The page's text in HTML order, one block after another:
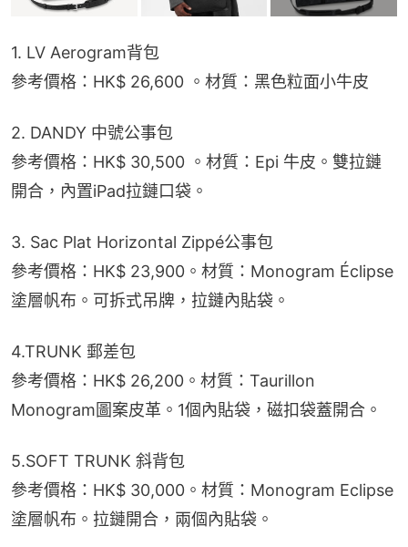
1. LV Aerogram背包
參考價格：HK$ 26,600 。材質：黑色粒面小牛皮
2. DANDY 中號公事包
參考價格：HK$ 30,500 。材質：Epi 牛皮。雙拉鏈
開合，內置iPad拉鏈口袋。
3. Sac Plat Horizontal Zippé公事包
參考價格：HK$ 23,900。材質：Monogram Éclipse
塗層帆布。可拆式吊牌，拉鏈內貼袋。
4.TRUNK 郵差包
參考價格：HK$ 26,200。材質：Taurillon
Monogram圖案皮革。1個內貼袋，磁扣袋蓋開合。
5.SOFT TRUNK 斜背包
參考價格：HK$ 30,000。材質：Monogram Eclipse
塗層帆布。拉鏈開合，兩個內貼袋。